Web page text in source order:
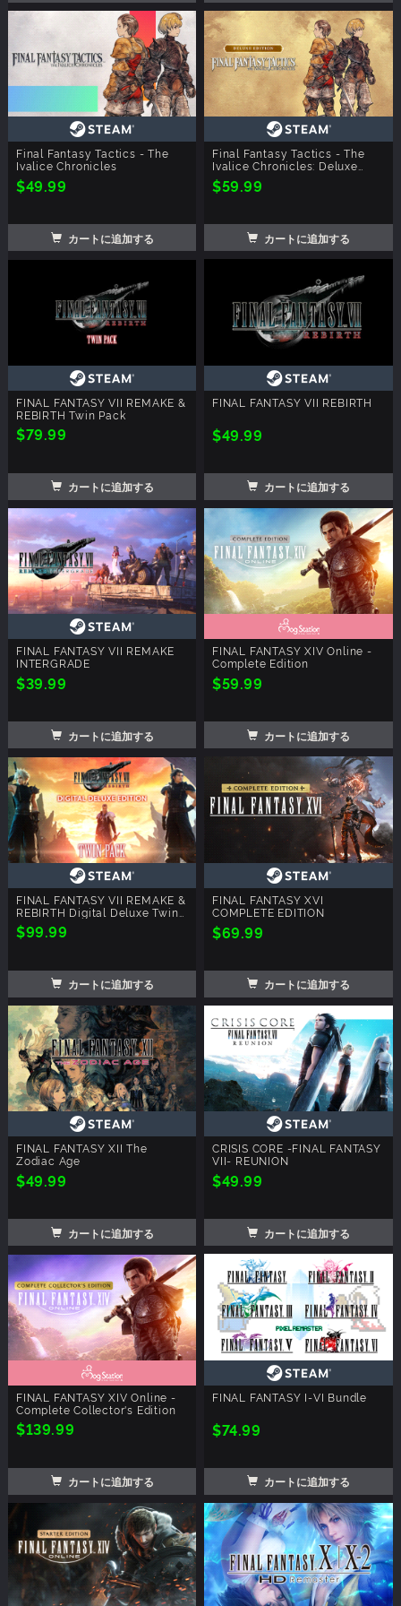
Final Fantasy Tactics - The
Ivalice Chronicles
$49.99
カートに追加する
Final Fantasy Tactics - The
Ivalice Chronicles: Deluxe
Edition
$59.99
カートに追加する
FINAL FANTASY VII REMAKE &
REBIRTH Twin Pack
$79.99
カートに追加する
FINAL FANTASY VII REBIRTH
$49.99
カートに追加する
FINAL FANTASY VII REMAKE
INTERGRADE
$39.99
カートに追加する
FINAL FANTASY XIV Online -
Complete Edition
$59.99
カートに追加する
FINAL FANTASY VII REMAKE &
REBIRTH Digital Deluxe Twin
Pack
$99.99
カートに追加する
FINAL FANTASY XVI
COMPLETE EDITION
$69.99
カートに追加する
FINAL FANTASY XII The
Zodiac Age
$49.99
カートに追加する
CRISIS CORE -FINAL FANTASY
VII- REUNION
$49.99
カートに追加する
FINAL FANTASY XIV Online -
Complete Collector's Edition
$139.99
カートに追加する
FINAL FANTASY I-VI Bundle
$74.99
カートに追加する